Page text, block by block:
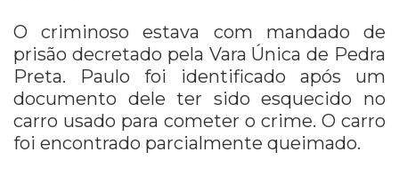
O criminoso estava com mandado de
prisão decretado pela Vara Única de Pedra
Preta. Paulo foi identificado após um
documento dele ter sido esquecido no
carro usado para cometer o crime. O carro
foi encontrado parcialmente queimado.